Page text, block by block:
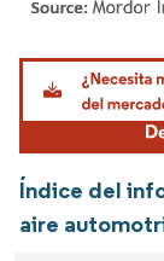
Imagen © Mordor
Índice del
aire